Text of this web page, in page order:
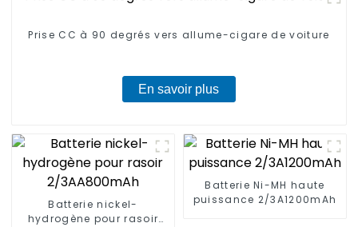
Prise CC à 90 degrés vers allume-cigare de voiture
En savoir plus
Batterie nickel-
hydrogène pour rasoir
Batterie Ni-MH haute
puissance 2/3A1200mAh